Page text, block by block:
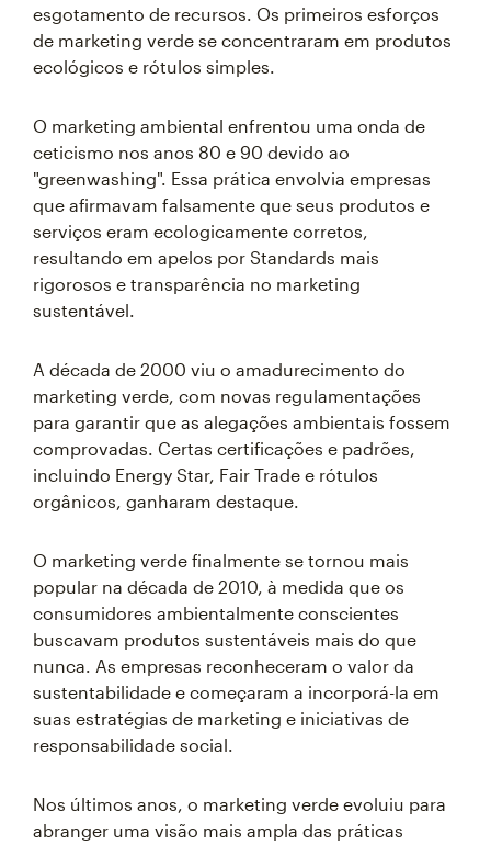
esgotamento de recursos. Os primeiros esforços
de marketing verde se concentraram em produtos
ecológicos e rótulos simples.
O marketing ambiental enfrentou uma onda de
ceticismo nos anos 80 e 90 devido ao
"greenwashing". Essa prática envolvia empresas
que afirmavam falsamente que seus produtos e
serviços eram ecologicamente corretos,
resultando em apelos por Standards mais
rigorosos e transparência no marketing
sustentável.
A década de 2000 viu o amadurecimento do
marketing verde, com novas regulamentações
para garantir que as alegações ambientais fossem
comprovadas. Certas certificações e padrões,
incluindo Energy Star, Fair Trade e rótulos
orgânicos, ganharam destaque.
O marketing verde finalmente se tornou mais
popular na década de 2010, à medida que os
consumidores ambientalmente conscientes
buscavam produtos sustentáveis mais do que
nunca. As empresas reconheceram o valor da
sustentabilidade e começaram a incorporá-la em
suas estratégias de marketing e iniciativas de
responsabilidade social.
Nos últimos anos, o marketing verde evoluiu para
abranger uma visão mais ampla das práticas